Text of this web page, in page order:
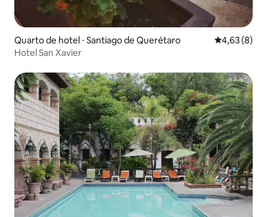
Quarto de hotel ⋅ Santiago de Querétaro 4,63 de uma
4,63 (8)
Hotel San Xavier